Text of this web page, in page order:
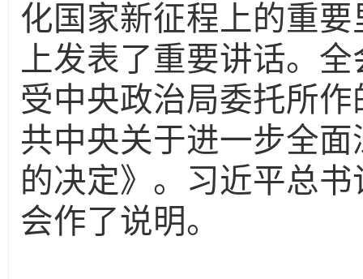
化国家新征程上的重
上发表了重要讲话。
受中央政治局委托所
共中央关于进一步全
的决定》。习近平总
会作了说明。